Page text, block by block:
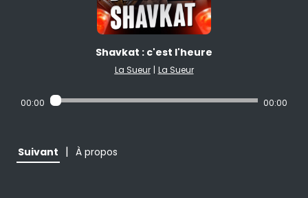
Shavkat : c'est l'heure
La Sueur | La Sueur
00:00 00:00
Suivant | À propos